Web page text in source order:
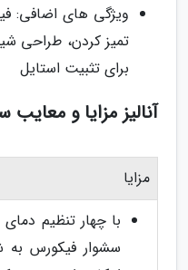
ویژگی های اضافی:
تمیز کردن، طراحی
برای تثبیت استایل
آنالیز مزایا و
مزایا
با چهار تنظیم
سشوار فیکورس به